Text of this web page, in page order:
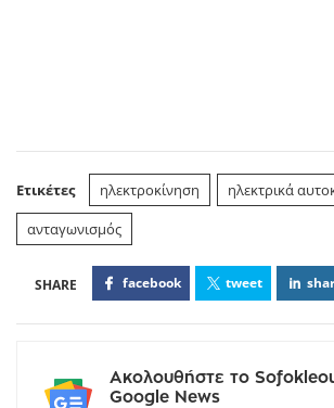
Ετικέτες ηλεκτροκίνηση ηλεκτρικά
ανταγωνισμός
facebook tweet
Ακολουθήστε το
Google News